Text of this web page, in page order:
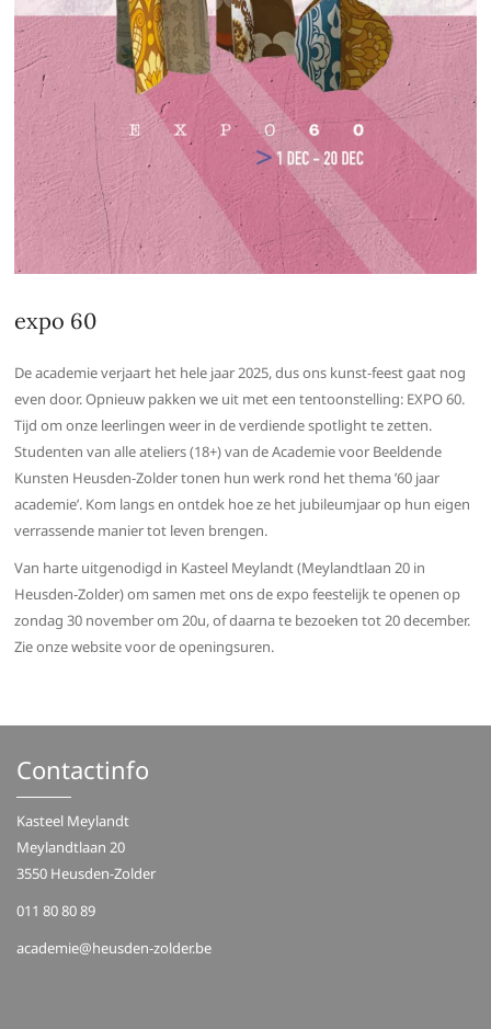
expo 60
De academie verjaart het hele jaar 2025, dus ons kunst-feest gaat nog
even door. Opnieuw pakken we uit met een tentoonstelling: EXPO 60.
Tijd om onze leerlingen weer in de verdiende spotlight te zetten.
Studenten van alle ateliers (18+) van de Academie voor Beeldende
Kunsten Heusden-Zolder tonen hun werk rond het thema ’60 jaar
academie’. Kom langs en ontdek hoe ze het jubileumjaar op hun eigen
verrassende manier tot leven brengen.
Van harte uitgenodigd in Kasteel Meylandt (Meylandtlaan 20 in
Heusden-Zolder) om samen met ons de expo feestelijk te openen op
zondag 30 november om 20u, of daarna te bezoeken tot 20 december.
Zie onze website voor de openingsuren.
Contactinfo
Kasteel Meylandt
Meylandtlaan 20
3550 Heusden-Zolder
011 80 80 89
academie@heusden-zolder.be